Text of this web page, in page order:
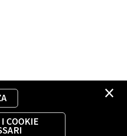
×
COOKIE